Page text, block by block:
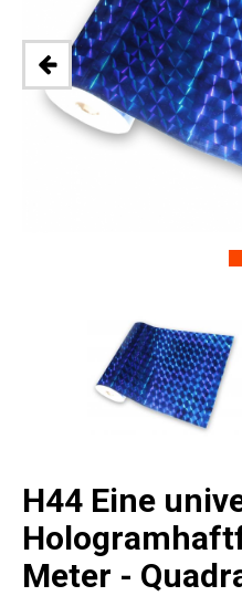
H44 Eine
Meter -